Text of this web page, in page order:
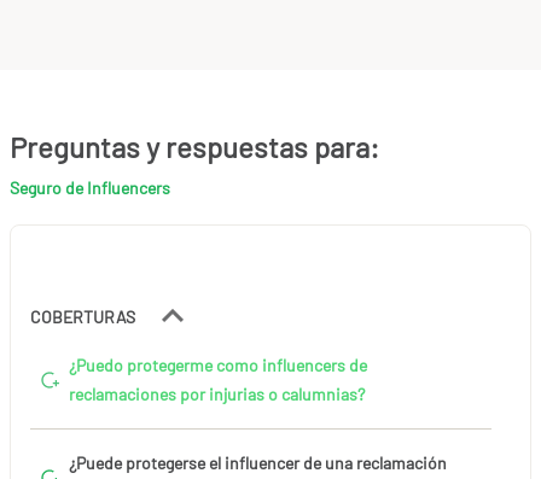
Preguntas y respuestas para:
Seguro de Influencers
COBERTURAS
¿Puedo protegerme como influencers de
reclamaciones por injurias o calumnias?
¿Puede protegerse el influencer de una reclamación